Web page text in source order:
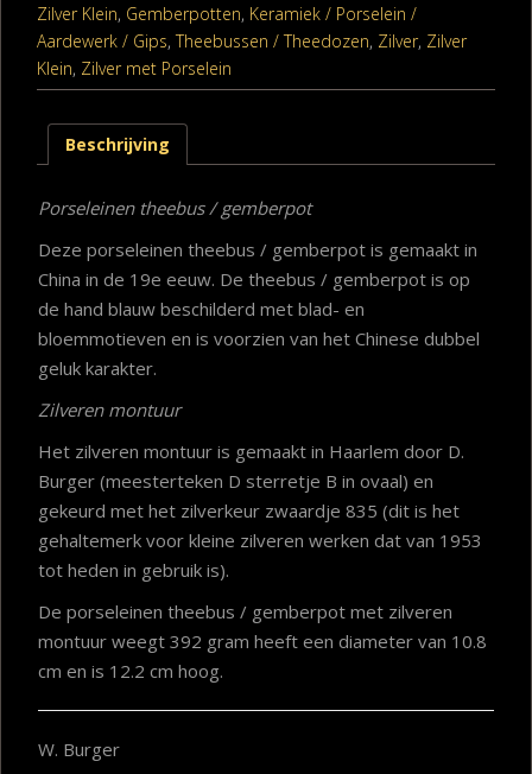
Zilver Klein, Gemberpotten, Keramiek / Porselein /
Aardewerk / Gips,Theebussen / Theedozen, Zilver, Zilver
Klein, Zilver met Porselein
Beschrijving
Porseleinen theebus / gemberpot
Deze porseleinen theebus / gemberpot is gemaakt in
China in de 19e eeuw. De theebus / gemberpot is op
de hand blauw beschilderd met blad- en
bloemmotieven en is voorzien van het Chinese dubbel
geluk karakter.
Zilveren montuur
Het zilveren montuur is gemaakt in Haarlem door D.
Burger (meesterteken D sterretje B in ovaal) en
gekeurd met het zilverkeur zwaardje 835 (dit is het
gehaltemerk voor kleine zilveren werken dat van 1953
tot heden in gebruik is).
De porseleinen theebus / gemberpot met zilveren
montuur weegt 392 gram heeft een diameter van 10.8
cm en is 12.2 cm hoog.
W. Burger